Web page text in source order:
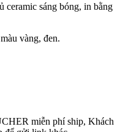
ceramic sáng bóng, in bằng
vàng, đen.
miễn phí ship, Khách